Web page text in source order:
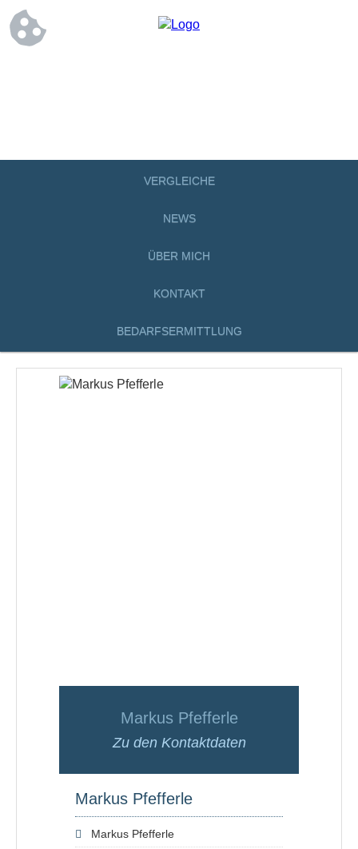
VERGLEICHE
NEWS
ÜBER MICH
KONTAKT
BEDARFSERMITTLUNG
Markus Pfefferle
Zu den Kontaktdaten
Markus Pfefferle
Markus Pfefferle